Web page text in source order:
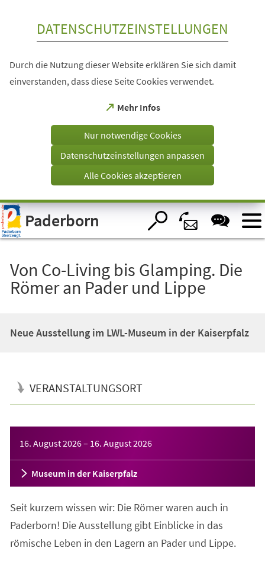
Visuelle
Assistenzsoftware
öffnen.
DATENSCHUTZEINSTELLUNGEN
Durch die Nutzung dieser Website erklären Sie sich damit
einverstanden, dass diese Seite Cookies verwendet.
Mehr Infos
(Öffnet
einem
Tab)
Nur notwendige Cookies
Datenschutzeinstellungen anpassen
Alle Cookies akzeptieren
Paderborn
Von Co-Living bis Glamping. Die
Römer an Pader und Lippe
Neue Ausstellung im LWL-Museum in der Kaiserpfalz
VERANSTALTUNGSORT
16. August 2026– 16. August 2026
Museum in der Kaiserpfalz
Seit kurzem wissen wir: Die Römer waren auch in
Paderborn! Die Ausstellung gibt Einblicke in das
römische Leben in den Lagern an Pader und Lippe.